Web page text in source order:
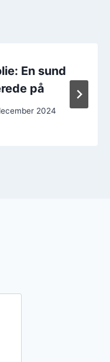
En sund
på
2024